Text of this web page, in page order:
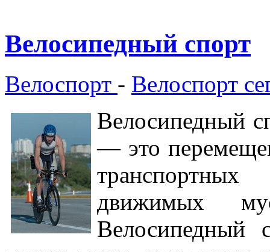
Велосипедный спорт
Велоспорт - Велоспорт
Велосипедный
— это
движимых
Велосипедный